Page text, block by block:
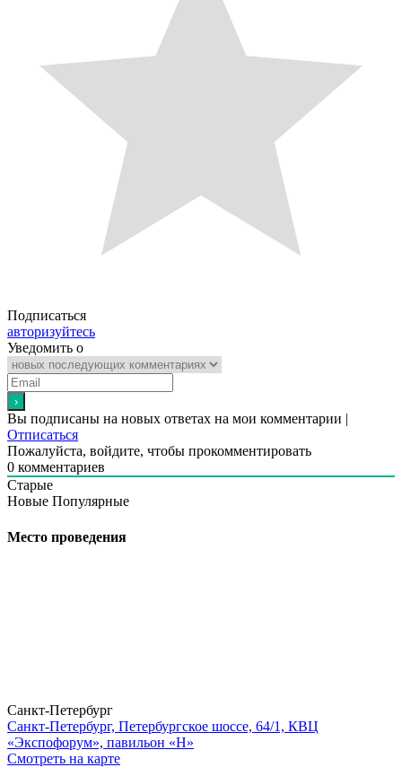
Подписаться
авторизуйтесь
Уведомить о
Вы подписаны на новых ответах на мои комментарии |
Отписаться
Пожалуйста, войдите, чтобы прокомментировать
0 комментариев
Старые
Новые Популярные
Место проведения
Санкт-Петербург
Санкт-Петербург, Петербургское шоссе, 64/1, КВЦ
«Экспофорум», павильон «H»
Смотреть на карте